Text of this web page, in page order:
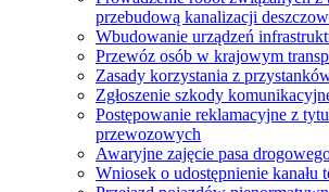
przebudową kanalizacji
Wbudowanie urządzeń
Przewóz osób w krajowym
Zasady korzystania z
Zgłoszenie szkody
Postępowanie reklamacyjne z
przewozowych
Awaryjne zajęcie pasa
Wniosek o udostępnienie kanału